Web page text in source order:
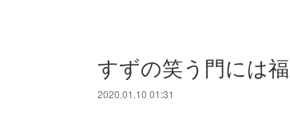
すずの笑う門には
2020.01.10 01:31